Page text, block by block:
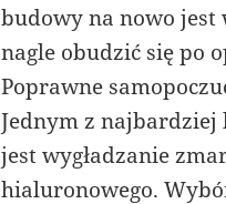
budowy na nowo jest
nagle obudzić się po
Poprawne
Jednym z najbardziej
jest wygładzanie
hialuronowego.